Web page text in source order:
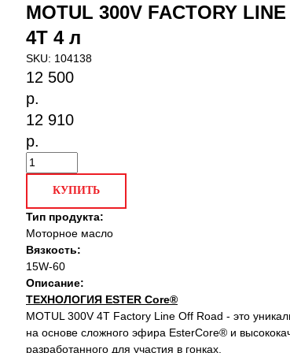
MOTUL 300V FACTORY
4T 4 л
SKU: 104138
12 500
р.
12 910
р.
КУПИТЬ
Тип продукта:
Моторное масло
Вязкость:
15W-60
Описание:
ТЕХНОЛОГИЯ ESTER Core®
MOTUL 300V 4T Factory Line Off Road - это
на основе сложного эфира EsterCore® и
разработанного для участия в гонках.